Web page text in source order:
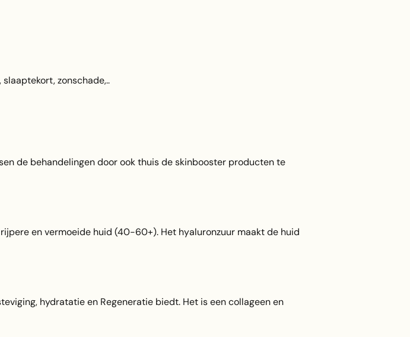
zonschade,..
de behandelingen door ook thuis de skinbooster producten te
en vermoeide huid (40-60+). Het hyaluronzuur maakt de huid
hydratatie en Regeneratie biedt. Het is een collageen en